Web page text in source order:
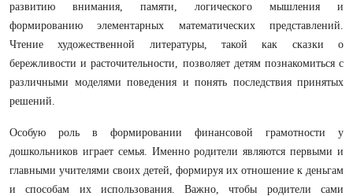
развитию внимания, памяти, логического мышления и
формированию элементарных математических представлений.
Чтение художественной литературы, такой как сказки о
бережливости и расточительности, позволяет детям познакомиться с
различными моделями поведения и понять последствия принятых
решений.
Особую роль в формировании финансовой грамотности у
дошкольников играет семья. Именно родители являются первыми и
главными учителями своих детей, формируя их отношение к деньгам
и способам их использования. Важно, чтобы родители сами